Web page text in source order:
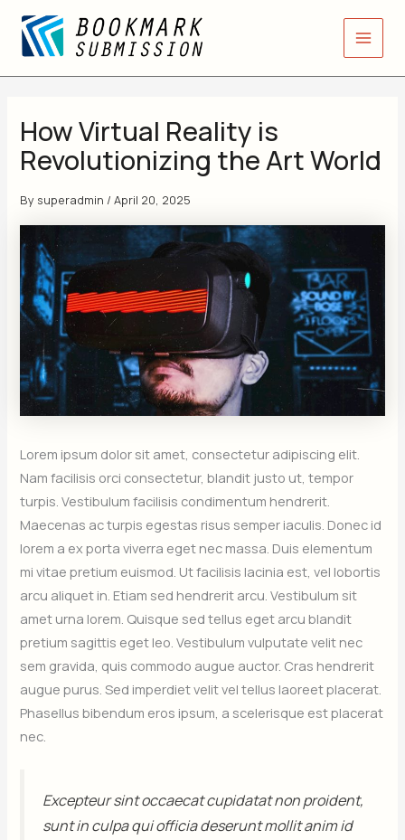
Skip
content
Main
How Virtual Reality is
Revolutionizing the Art World
By superadmin /April 20, 2025
Lorem ipsum dolor sit amet, consectetur adipiscing elit.
Nam facilisis orci consectetur, blandit justo ut, tempor
turpis. Vestibulum facilisis condimentum hendrerit.
Maecenas ac turpis egestas risus semper iaculis. Donec id
lorem a ex porta viverra eget nec massa. Duis elementum
mi vitae pretium euismod. Ut facilisis lacinia est, vel lobortis
arcu aliquet in. Etiam sed hendrerit arcu. Vestibulum sit
amet urna lorem. Quisque sed tellus eget arcu blandit
pretium sagittis eget leo. Vestibulum vulputate velit nec
sem gravida, quis commodo augue auctor. Cras hendrerit
augue purus. Sed imperdiet velit vel tellus laoreet placerat.
Phasellus bibendum eros ipsum, a scelerisque est placerat
nec.
Excepteur sint occaecat cupidatat non proident,
sunt in culpa qui officia deserunt mollit anim id